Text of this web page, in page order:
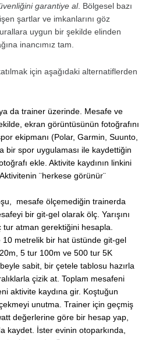
garantiye al. Bölgesel bazı
şartlar ve imkanlarını göz
uygun bir şekilde elinden
inancımız tam.
için aşağıdaki alternatiflerden
da trainer üzerinde. Mesafe ve
ekran görüntüsünün fotoğrafını
ekipmanı (Polar, Garmin, Suunto,
bir spor uygulaması ile kaydettiğin
ekle. Aktivite kaydının linkini
¨herkese görünür¨
mesafe ölçemediğin trainerda
bir git-gel olarak ölç. Yarışını
atman gerektiğini hesapla.
metrelik bir hat üstünde git-gel
5 tur 100m ve 500 tur 5K
sabit, bir çetele tablosu hazırla
çizik at. Toplam mesafeni
aktivite kaydına gir. Koştuğun
unutma. Trainer için geçmiş
değerlerine göre bir hesap yap,
kaydet. İster evinin otoparkında,